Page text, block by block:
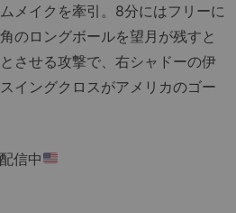
メイクを牽引。8分にはフリーに
のロングボールを望月が残すと
させる攻撃で、右シャドーの伊
イングクロスがアメリカのゴー
信中